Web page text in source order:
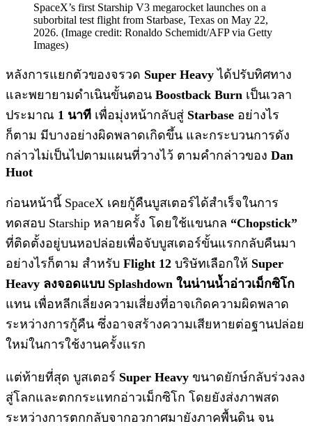
SpaceX’s first Starship V3 megarocket launches on a
suborbital test flight from Starbase, Texas on May 22,
2026. (Image credit: Ronaldo Schemidt/AFP via Getty
Images)
หลังการแยกตัวของจรวด Super Heavy ได้ปรับทิศทาง
และพยายามดำเนินขั้นตอน Boostback Burn เป็นเวลา
ประมาณ 1 นาที เพื่อมุ่งหน้ากลับสู่ Starbase อย่างไร
ก็ตาม มีบางอย่างผิดพลาดเกิดขึ้น และกระบวนการดัง
กล่าวไม่เป็นไปตามแผนที่วางไว้ ตามคำกล่าวของ Dan
Huot
ก่อนหน้านี้ SpaceX เคยกู้คืนบูสเตอร์ได้สำเร็จในการ
ทดสอบ Starship หลายครั้ง โดยใช้แขนกล “Chopstick”
ที่ติดตั้งอยู่บนหอปล่อยเพื่อจับบูสเตอร์ขั้นแรกกลับคืนมา
อย่างไรก็ตาม สำหรับ Flight 12 บริษัทเลือกให้ Super
Heavy ลงจอดแบบ Splashdown ในน่านน้ำอ่าวเม็กซิโก
แทน เพื่อหลีกเลี่ยงความเสี่ยงที่อาจเกิดความผิดพลาด
ระหว่างการกู้คืน ซึ่งอาจสร้างความเสียหายต่อฐานปล่อย
ใหม่ในการใช้งานครั้งแรก
แต่ท้ายที่สุด บูสเตอร์ Super Heavy ขนาดยักษ์กลับร่วงลง
สู่โลกและตกกระแทกอ่าวเม็กซิโก โดยยังส่งภาพสด
ระหว่างการตกกลับจากอวกาศมายังภาคพื้นดิน จน